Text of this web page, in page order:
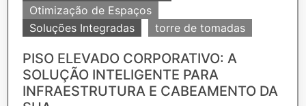
Otimização de Espaços
Soluções Integradas
torre de tomadas
PISO ELEVADO CORPORATIVO: A
SOLUÇÃO INTELIGENTE PARA
INFRAESTRUTURA E CABEAMENTO DA